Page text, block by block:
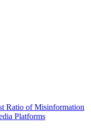
Ratio of Misinformation
Platforms